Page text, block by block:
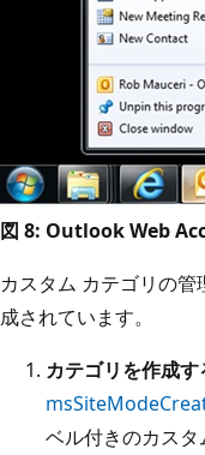
図 8: Outlook Web
カスタム カテゴリの
成されています。
カテゴリを作成す
ベル付きのカス